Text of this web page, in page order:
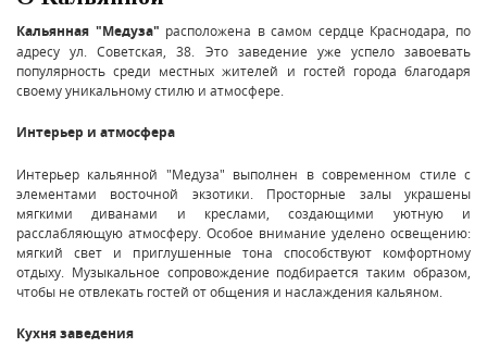
Кальянная "Медуза" расположена в самом сердце Краснодара, по
адресу ул. Советская, 38. Это заведение уже успело завоевать
популярность среди местных жителей и гостей города благодаря
своему уникальному стилю и атмосфере.
Интерьер и атмосфера
Интерьер кальянной "Медуза" выполнен в современном стиле с
элементами восточной экзотики. Просторные залы украшены
мягкими диванами и креслами, создающими уютную и
расслабляющую атмосферу. Особое внимание уделено освещению:
мягкий свет и приглушенные тона способствуют комфортному
отдыху. Музыкальное сопровождение подбирается таким образом,
чтобы не отвлекать гостей от общения и наслаждения кальяном.
Кухня заведения